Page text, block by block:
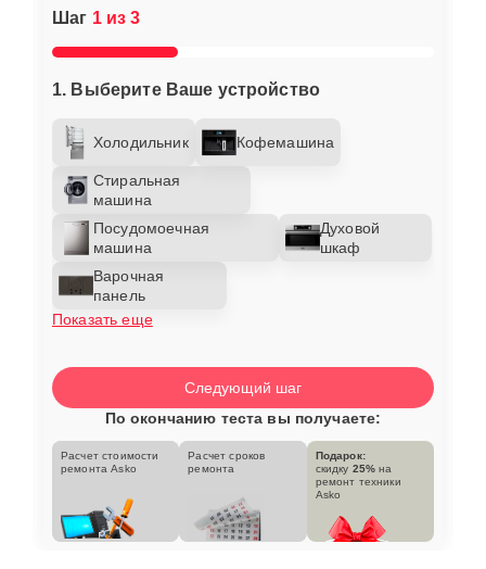
Шаг 1 из 3
1. Выберите Ваше устройство
Холодильник Кофемашина
Стиральная
машина
Посудомоечная
машина
Духовой
шкаф
Варочная
панель
Показать еще
Следующий шаг
По окончанию теста вы получаете:
Расчет стоимости
ремонта Asko
Расчет сроков
ремонта
Подарок:
скидку 25% на
ремонт техники
Asko